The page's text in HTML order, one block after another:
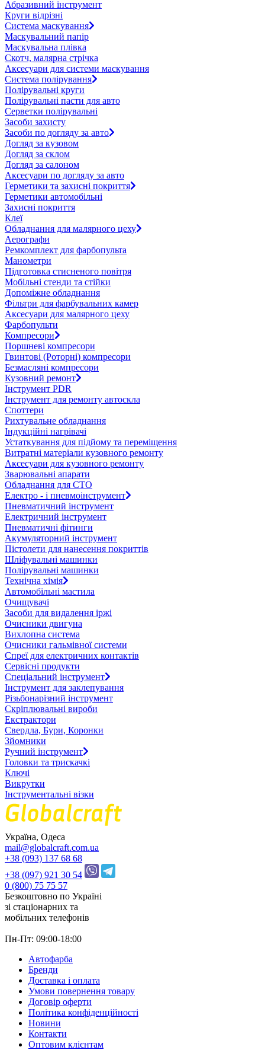
Абразивний інструмент
Круги відрізні
Система маскування
Маскувальний папір
Маскувальна плівка
Скотч, малярна стрічка
Аксесуари для системи маскування
Система полірування
Полірувальні круги
Полірувальні пасти для авто
Серветки полірувальні
Засоби захисту
Засоби по догляду за авто
Догляд за кузовом
Догляд за склом
Догляд за салоном
Аксесуари по догляду за авто
Герметики та захисні покриття
Герметики автомобільні
Захисні покриття
Клеї
Обладнання для малярного цеху
Аерографи
Ремкомплект для фарбопульта
Манометри
Підготовка стисненого повітря
Мобільні стенди та стійки
Допоміжне обладнання
Фільтри для фарбувальних камер
Аксесуари для малярного цеху
Фарбопульти
Компресори
Поршневі компресори
Гвинтові (Роторні) компресори
Безмасляні компресори
Кузовний ремонт
Інструмент PDR
Інструмент для ремонту автоскла
Споттери
Рихтувальне обладнання
Індукційні нагрівачі
Устаткування для підйому та переміщення
Витратні матеріали кузовного ремонту
Аксесуари для кузовного ремонту
Зварювальні апарати
Обладнання для СТО
Електро - і пневмоінструмент
Пневматичний інструмент
Електричний інструмент
Пневматичні фітинги
Акумуляторний інструмент
Пістолети для нанесення покриттів
Шліфувальні машинки
Полірувальні машинки
Технічна хімія
Автомобільні мастила
Очищувачі
Засоби для видалення іржі
Очисники двигуна
Вихлопна система
Очисники гальмівної системи
Спреї для електричних контактів
Сервісні продукти
Спеціальний інструмент
Інструмент для заклепування
Різьбонарізний інструмент
Скріплювальні вироби
Екстрактори
Свердла, Бури, Коронки
Зйомники
Ручний інструмент
Головки та трискачкі
Ключі
Викрутки
Інструментальні візки
Україна, Одеса
mail@globalcraft.com.ua
+38 (093) 137 68 68
+38 (097) 921 30 54
0 (800) 75 75 57
Безкоштовно по Україні
зі стацiонарних та
мобільних телефонів
Пн-Пт: 09:00-18:00
Автофарба
Бренди
Доставка і оплата
Умови повернення товару
Договір оферти
Політика конфіденційності
Новини
Контакти
Оптовим клієнтам